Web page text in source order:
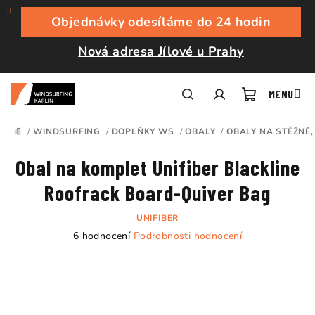
Přejít
obsah
Objednávky odesíláme do 24 hodin
Nová adresa Jílové u Prahy
košík
DOMŮ
/ WINDSURFING / DOPLŇKY WS / OBALY / OBALY NA
Obal na komplet Unifiber Blackline
Roofrack Board-Quiver Bag
UNIFIBER
Průměrné
6 hodnocení Podrobnosti hodnocení